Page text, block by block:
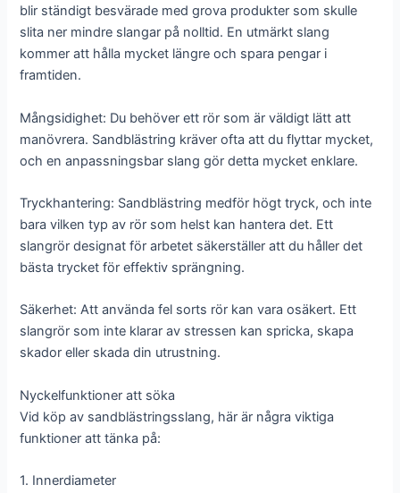
blir ständigt besvärade med grova produkter som skulle
slita ner mindre slangar på nolltid. En utmärkt slang
kommer att hålla mycket längre och spara pengar i
framtiden.
Mångsidighet: Du behöver ett rör som är väldigt lätt att
manövrera. Sandblästring kräver ofta att du flyttar mycket,
och en anpassningsbar slang gör detta mycket enklare.
Tryckhantering: Sandblästring medför högt tryck, och inte
bara vilken typ av rör som helst kan hantera det. Ett
slangrör designat för arbetet säkerställer att du håller det
bästa trycket för effektiv sprängning.
Säkerhet: Att använda fel sorts rör kan vara osäkert. Ett
slangrör som inte klarar av stressen kan spricka, skapa
skador eller skada din utrustning.
Nyckelfunktioner att söka
Vid köp av sandblästringsslang, här är några viktiga
funktioner att tänka på:
1. Innerdiameter